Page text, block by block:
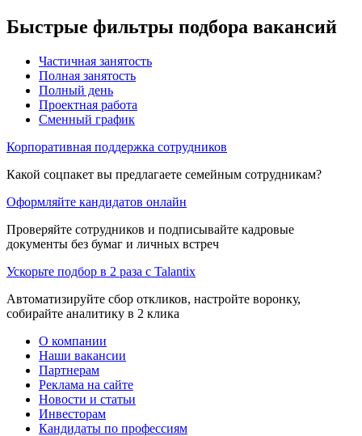
Быстрые фильтры подбора вакансий
Частичная занятость
Полная занятость
Полный день
Проектная работа
Сменный график
Корпоративная поддержка сотрудников
Какой соцпакет вы предлагаете семейным сотрудникам?
Оформляйте кандидатов онлайн
Проверяйте сотрудников и подписывайте кадровые
документы без бумаг и личных встреч
Ускорьте подбор в 2 раза с Talantix
Автоматизируйте сбор откликов, настройте воронку,
собирайте аналитику в 2 клика
О компании
Наши вакансии
Партнерам
Реклама на сайте
Новости и статьи
Инвесторам
Кандидаты по профессиям